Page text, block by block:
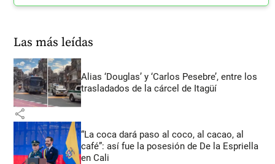
Las más leídas
Alias ‘Douglas’ y ‘Carlos Pesebre’, entre los
trasladados de la cárcel de Itagüí
share
“La coca dará paso al coco, al cacao, al
café”: así fue la posesión de De la Espriella
en Cali